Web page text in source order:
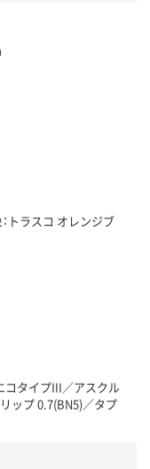
トラスコ オレンジブ
コタイプIII／アスクル
ップ 0.7(BN5)／タプ